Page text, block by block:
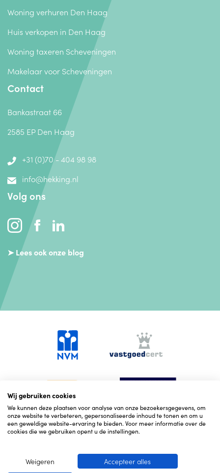
Woning verhuren Den Haag
Huis verkopen in Den Haag
Woning taxeren Scheveningen
Makelaar voor Scheveningen
Contact
Bankastraat 66
2585 EP Den Haag
+31 (0)70 - 404 98 98
info@hekking.nl
Volg ons
➤ Lees ook onze blog
Wij gebruiken cookies
We kunnen deze plaatsen voor analyse van onze bezoekersgegevens, om
onze website te verbeteren, gepersonaliseerde inhoud te tonen en om u
een geweldige website-ervaring te bieden. Voor meer informatie over de
cookies die we gebruiken opent u de instellingen.
Weigeren Accepteer alles